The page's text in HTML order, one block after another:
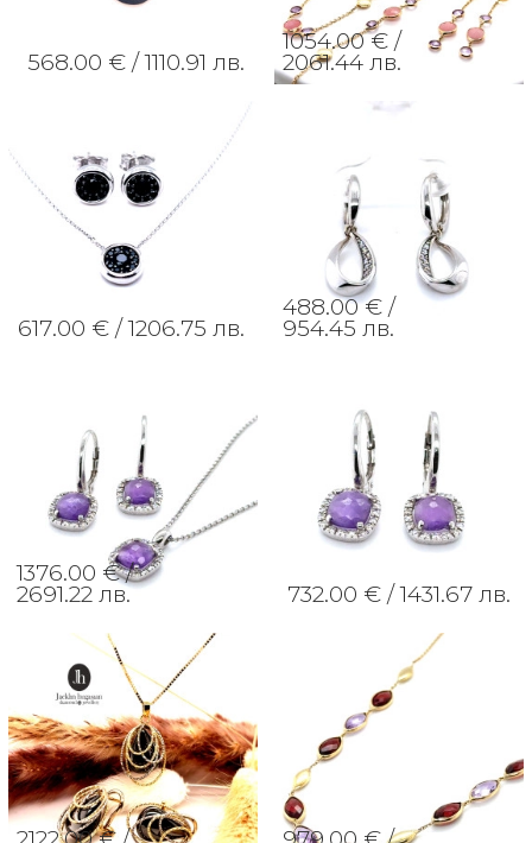
568.00 € / 1110.91 лв.
1054.00 € /
2061.44 лв.
617.00 € / 1206.75 лв.
488.00 € /
954.45 лв.
1376.00 € /
2691.22 лв. 732.00 € / 1431.67 лв.